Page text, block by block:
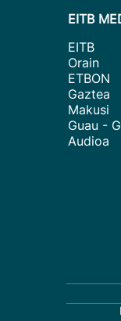
EITB
EITB
Orain
ETBON
Gaztea
Makusi
Guau -
Audioa